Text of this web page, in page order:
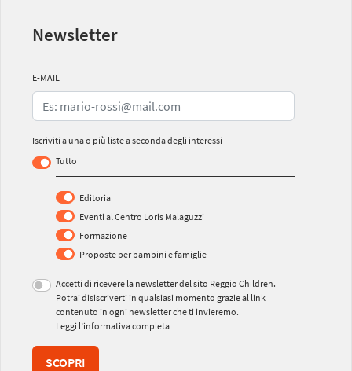
Newsletter
E-MAIL
Iscriviti a una o più liste a seconda degli interessi
Tutto
Editoria
Eventi al Centro Loris Malaguzzi
Formazione
Proposte per bambini e famiglie
Accetti di ricevere la newsletter del sito Reggio Children.
Potrai disiscriverti in qualsiasi momento grazie al link
contenuto in ogni newsletter che ti invieremo.
Leggi l’informativa completa
SCOPRI